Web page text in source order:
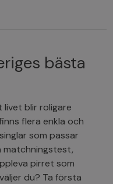
bästa
blir roligare
flera enkla och
som passar
matchningstest,
pirret som
du? Ta första